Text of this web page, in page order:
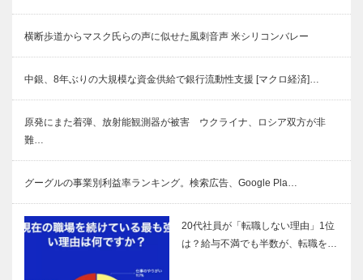
横断歩道からマスク氏らの声に似せた風刺音声 米シリコンバレー
中銀、8年ぶりの大規模な資金供給で銀行流動性支援 [マクロ経済]…
原発にまた着弾、放射能観測器が被害 ウクライナ、ロシア双方が非
難…
グーグルの事業別利益率ランキング。検索広告、Google Pla…
20代社員が「転職しない理由」1位
は？給与不満でも半数が、転職を…